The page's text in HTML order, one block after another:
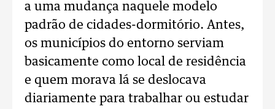
a uma mudança naquele modelo
padrão de cidades-dormitório. Antes,
os municípios do entorno serviam
basicamente como local de residência
e quem morava lá se deslocava
diariamente para trabalhar ou estudar